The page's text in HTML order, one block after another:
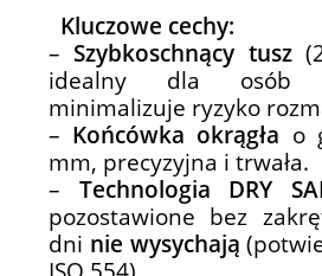
Kluczowe cechy:
– Szybkoschnący tusz
idealny dla osób
minimalizuje ryzyko
– Końcówka okrągła o
mm, precyzyjna i trwała.
– Technologia DRY
pozostawione bez
dni nie wysychają